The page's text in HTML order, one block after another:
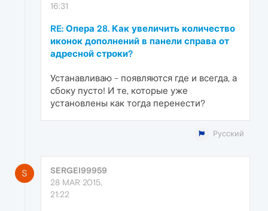
16:31
RE: Опера 28. Как увеличить количество
иконок дополнений в панели справа от
адресной строки?
Устанавливаю - появляются где и всегда, а
сбоку пусто! И те, которые уже
установлены как тогда перенести?
Русский
S
SERGEI99959
28 MAR 2015,
21:22